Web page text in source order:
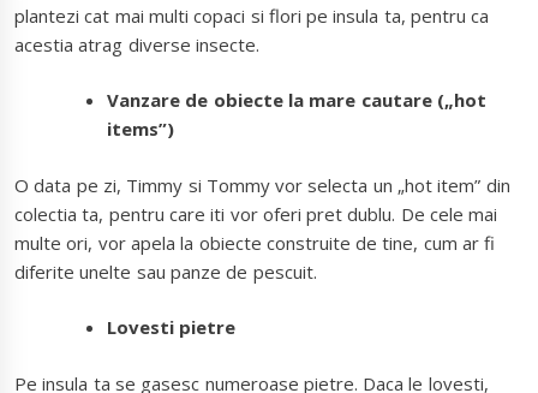
plantezi cat mai multi copaci si flori pe insula ta, pentru ca
acestia atrag diverse insecte.
Vanzare de obiecte la mare cautare („hot
items”)
O data pe zi, Timmy si Tommy vor selecta un „hot item” din
colectia ta, pentru care iti vor oferi pret dublu. De cele mai
multe ori, vor apela la obiecte construite de tine, cum ar fi
diferite unelte sau panze de pescuit.
Lovesti pietre
Pe insula ta se gasesc numeroase pietre. Daca le lovesti,